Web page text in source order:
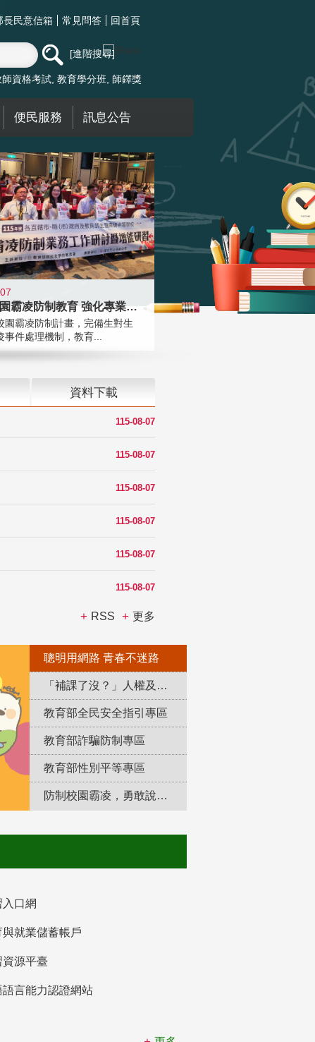
長民意信箱 常見問答 回首頁
進階搜尋
師資格考試 教育學分班 師鐸獎
便民服務 訊息公告
落實校園霸凌防制教育 強化專業知能
園霸凌防制計畫，完備生對生
事件處理機制，教育...
資料下載
115-08-07
115-08-07
115-08-07
115-08-07
115-08-07
115-08-07
RSS 更多
聰明用網路 青春不迷路
「補課了沒？」人權及轉型正義教育專區
教育部全民安全指引專區
教育部詐騙防制專區
教育部性別平等專區
防制校園霸凌，勇敢說出來！
口網
就業儲蓄帳戶
源平臺
語言能力認證網站